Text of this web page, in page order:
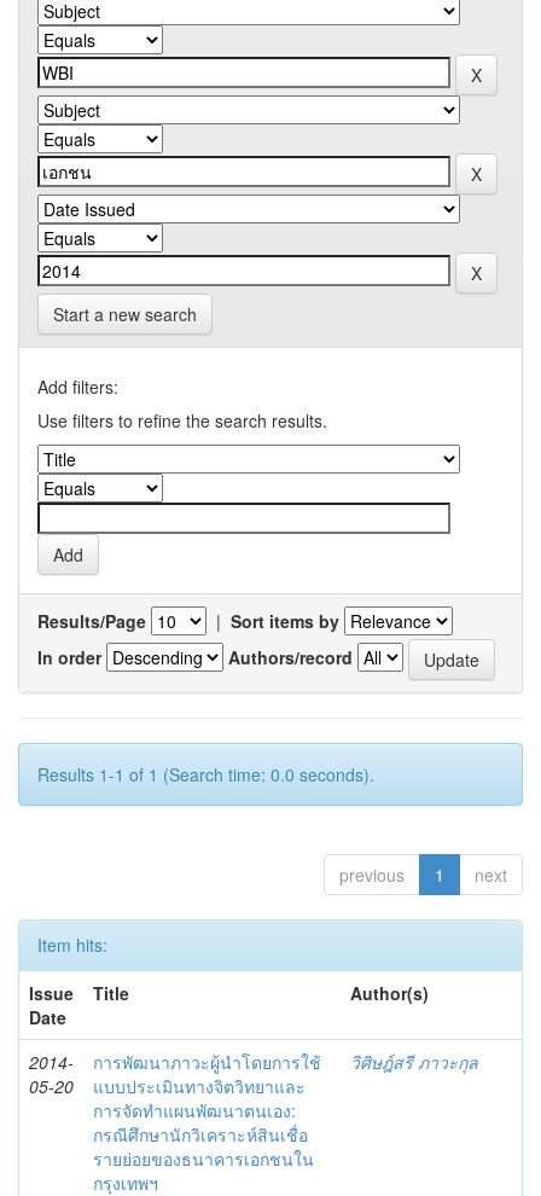
Start a new search
Add filters:
Use filters to refine the search results.
Results/Page | Sort items by
In order
Authors/record
Results 1-1 of 1 (Search time: 0.0 seconds).
previous 1 next
Item hits:
Issue
Date
Title Author(s)
2014-
05-20
การพัฒนาภาวะผู้นำโดยการใช้
แบบประเมินทางจิตวิทยาและ
การจัดทำแผนพัฒนาตนเอง:
กรณีศึกษานักวิเคราะห์สินเชื่อ
รายย่อยของธนาคารเอกชนใน
กรุงเทพฯ
วิศิษฎ์สรี ภาวะกุล